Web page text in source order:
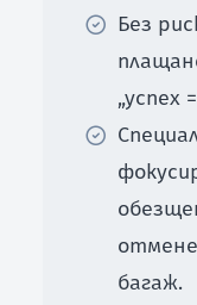
Без
„успех
багаж.